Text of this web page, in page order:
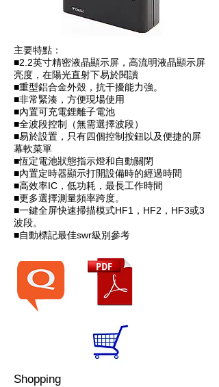
主要特點：
■2.2英寸精密液晶顯示屏，高流明液晶顯示屏
亮度，在陽光直射下易於閱讀
■重型鋁合金外殼，抗干擾能力強。
■非常緊湊，方便現場使用
■內置可充電鋰離子電池
■全波段控制（無需選擇波段）
■易於設置，只有四個控制按鈕以及便捷的屏
幕軟菜單
■恆定電池狀態指示燈和自動關閉
■內置定時器顯示打開設備時的經過時間
■高效率IC，低功耗，最長工作時間
■更多選擇測量頻率跨度。
■一鍵全屏快速掃描模式HF1，HF2，HF3或3
波段。
■自動標記最佳swr級別參考
Shopping